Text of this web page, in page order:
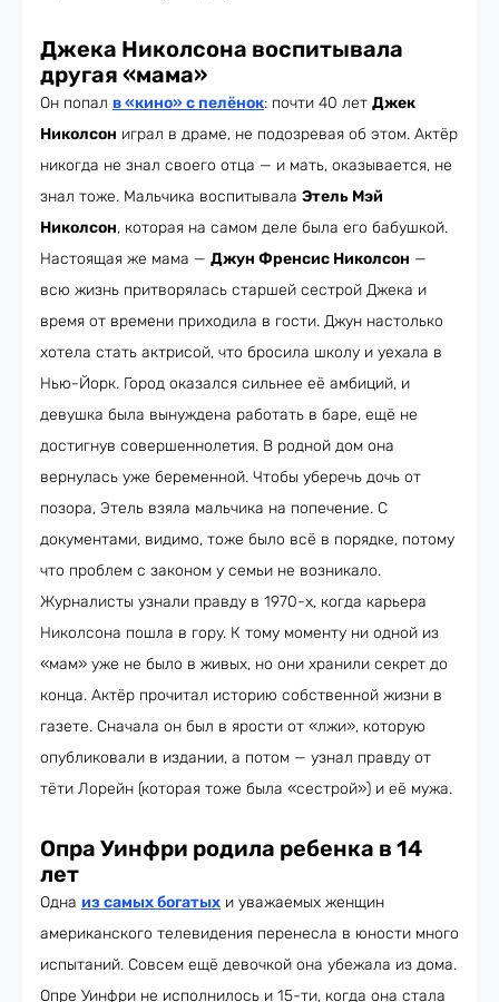
Джека Николсона воспитывала
другая «мама»
Он попал в «кино» с пелёнок: почти 40 лет Джек
Николсон играл в драме, не подозревая об этом. Актёр
никогда не знал своего отца — и мать, оказывается, не
знал тоже. Мальчика воспитывала Этель Мэй
Николсон, которая на самом деле была его бабушкой.
Настоящая же мама — Джун Френсис Николсон —
всю жизнь притворялась старшей сестрой Джека и
время от времени приходила в гости. Джун настолько
хотела стать актрисой, что бросила школу и уехала в
Нью-Йорк. Город оказался сильнее её амбиций, и
девушка была вынуждена работать в баре, ещё не
достигнув совершеннолетия. В родной дом она
вернулась уже беременной. Чтобы уберечь дочь от
позора, Этель взяла мальчика на попечение. С
документами, видимо, тоже было всё в порядке, потому
что проблем с законом у семьи не возникало.
Журналисты узнали правду в 1970-х, когда карьера
Николсона пошла в гору. К тому моменту ни одной из
«мам» уже не было в живых, но они хранили секрет до
конца. Актёр прочитал историю собственной жизни в
газете. Сначала он был в ярости от «лжи», которую
опубликовали в издании, а потом — узнал правду от
тёти Лорейн (которая тоже была «сестрой») и её мужа.
Опра Уинфри родила ребенка в 14
лет
Одна из самых богатых и уважаемых женщин
американского телевидения перенесла в юности много
испытаний. Совсем ещё девочкой она убежала из дома.
Опре Уинфри не исполнилось и 15-ти, когда она стала